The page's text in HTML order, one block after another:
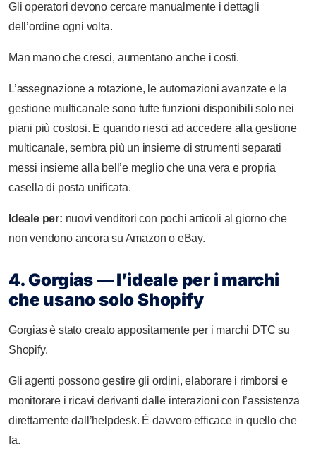
Gli operatori devono cercare manualmente i dettagli
dell’ordine ogni volta.
Man mano che cresci, aumentano anche i costi.
L’assegnazione a rotazione, le automazioni avanzate e la
gestione multicanale sono tutte funzioni disponibili solo nei
piani più costosi. E quando riesci ad accedere alla gestione
multicanale, sembra più un insieme di strumenti separati
messi insieme alla bell’e meglio che una vera e propria
casella di posta unificata.
Ideale per: nuovi venditori con pochi articoli al giorno che
non vendono ancora su Amazon o eBay.
4. Gorgias — l’ideale per i marchi
che usano solo Shopify
Gorgias è stato creato appositamente per i marchi DTC su
Shopify.
Gli agenti possono gestire gli ordini, elaborare i rimborsi e
monitorare i ricavi derivanti dalle interazioni con l’assistenza
direttamente dall’helpdesk. È davvero efficace in quello che
fa.